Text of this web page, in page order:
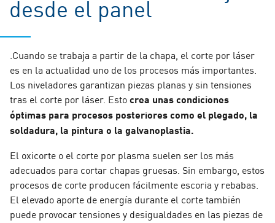
desde el panel
.Cuando se trabaja a partir de la chapa, el corte por láser
es en la actualidad uno de los procesos más importantes.
Los niveladores garantizan piezas planas y sin tensiones
tras el corte por láser. Estocrea unas condiciones
óptimas para procesos posteriores como el plegado, la
soldadura, la pintura o la galvanoplastia.
El oxicorte o el corte por plasma suelen ser los más
adecuados para cortar chapas gruesas. Sin embargo, estos
procesos de corte producen fácilmente escoria y rebabas.
El elevado aporte de energía durante el corte también
puede provocar tensiones y desigualdades en las piezas de